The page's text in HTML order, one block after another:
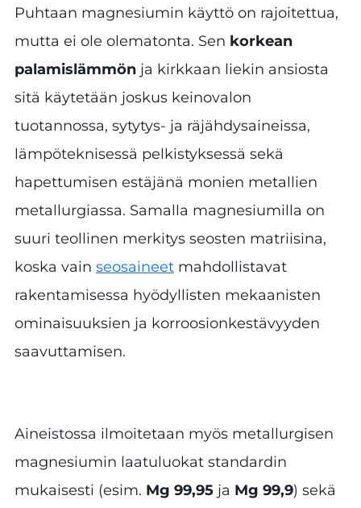
Puhtaan magnesiumin käyttö on rajoitettua,
mutta ei ole olematonta. Sen korkean
palamislämmön ja kirkkaan liekin ansiosta
sitä käytetään joskus keinovalon
tuotannossa, sytytys- ja räjähdysaineissa,
lämpöteknisessä pelkistyksessä sekä
hapettumisen estäjänä monien metallien
metallurgiassa. Samalla magnesiumilla on
suuri teollinen merkitys seosten matriisina,
koska vain seosaineet mahdollistavat
rakentamisessa hyödyllisten mekaanisten
ominaisuuksien ja korroosionkestävyyden
saavuttamisen.
Aineistossa ilmoitetaan myös metallurgisen
magnesiumin laatuluokat standardin
mukaisesti (esim. Mg 99,95 ja Mg 99,9) sekä